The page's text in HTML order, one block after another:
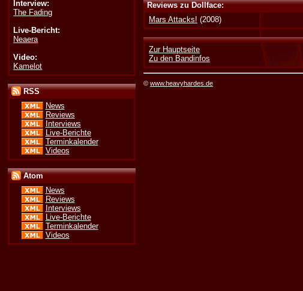
Interview:
The Fading
Live-Bericht:
Neaera
Video:
Kamelot
RSS
News
Reviews
Interviews
Live-Berichte
Terminkalender
Videos
Atom
News
Reviews
Interviews
Live-Berichte
Terminkalender
Videos
Reviews zu Dollface:
Mars Attacks! (2008)
Zur Hauptseite
Zu den Bandinfos
©www.heavyhardes.de